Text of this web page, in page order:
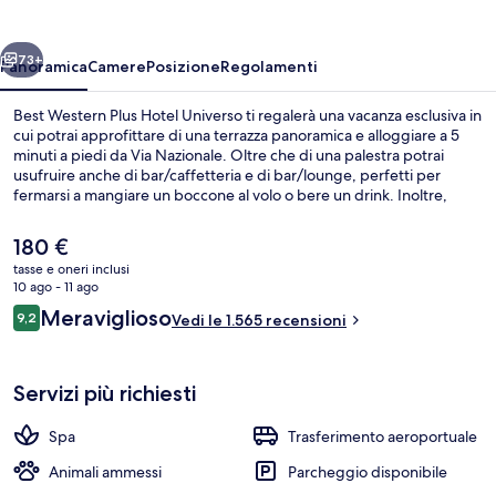
Avanti
73+
PanoramicaCamerePosizioneRegolamenti
Best Western Plus Hotel Universo ti regalerà una vacanza esclusiva in
cui potrai approfittare di una terrazza panoramica e alloggiare a 5
minuti a piedi da Via Nazionale. Oltre che di una palestra potrai
usufruire anche di bar/caffetteria e di bar/lounge, perfetti per
fermarsi a mangiare un boccone al volo o bere un drink. Inoltre,
Diocleziano si trovano a soli 10 minuti a piedi. La posizione centrale è
apprezzata dai viaggiatori per le attrazioni nei dintorni e per i mezzi
pubblici: Fermata del tram di Termini si trova a 4 min a piedi e
Fermata del tram di via Farini a 4 min.
Il
prezzo
attuale
è
180 €
180 €
tasse e oneri inclusi
10 ago - 11 ago
Recensioni
9,29,2 su 10
MeravigliosoVedi le 1.565 recensioni
Servizi più richiesti
Spa
Trasferimento aeroportuale
Animali ammessi
Parcheggio disponibile